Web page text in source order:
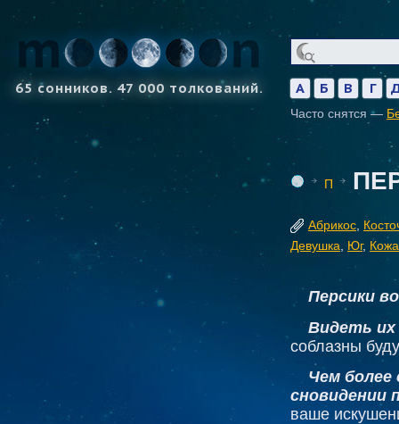
65 сонников. 47 000 толкований. А Б В Г
Часто снятся —
П
Абрикос
Девушка
Юг, Кожа
Персики
Видеть их
соблазны
Чем
сновидении
ваше